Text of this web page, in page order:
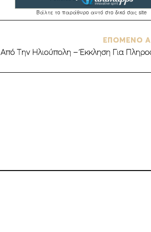
ΕΠΟΜΕΝΟ
Την Ηλιούπολη – Έκκληση Για